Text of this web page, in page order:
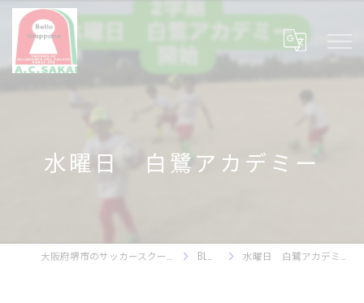
水曜日 白鷺アカデミー
BLOG 水曜日 白鷺アカデミー